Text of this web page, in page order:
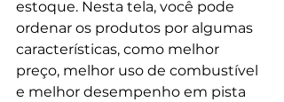
estoque. Nesta tela, você pode
ordenar os produtos por algumas
características, como melhor
preço, melhor uso de combustível
e melhor desempenho em pista